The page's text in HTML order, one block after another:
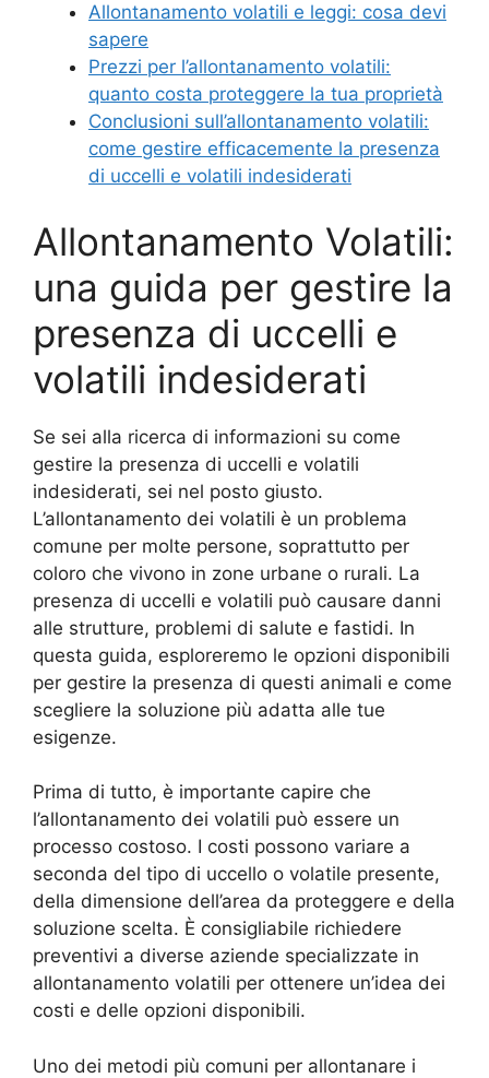
Allontanamento volatili e leggi: cosa devi
sapere
Prezzi per l’allontanamento volatili:
quanto costa proteggere la tua proprietà
Conclusioni sull’allontanamento volatili:
come gestire efficacemente la presenza
di uccelli e volatili indesiderati
Allontanamento Volatili:
una guida per gestire la
presenza di uccelli e
volatili indesiderati
Se sei alla ricerca di informazioni su come
gestire la presenza di uccelli e volatili
indesiderati, sei nel posto giusto.
L’allontanamento dei volatili è un problema
comune per molte persone, soprattutto per
coloro che vivono in zone urbane o rurali. La
presenza di uccelli e volatili può causare danni
alle strutture, problemi di salute e fastidi. In
questa guida, esploreremo le opzioni disponibili
per gestire la presenza di questi animali e come
scegliere la soluzione più adatta alle tue
esigenze.
Prima di tutto, è importante capire che
l’allontanamento dei volatili può essere un
processo costoso. I costi possono variare a
seconda del tipo di uccello o volatile presente,
della dimensione dell’area da proteggere e della
soluzione scelta. È consigliabile richiedere
preventivi a diverse aziende specializzate in
allontanamento volatili per ottenere un’idea dei
costi e delle opzioni disponibili.
Uno dei metodi più comuni per allontanare i